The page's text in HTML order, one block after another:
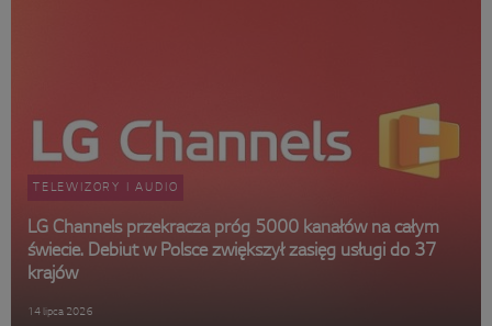
TELEWIZORY I AUDIO
LG Channels przekracza próg 5000 kanałów na całym
świecie. Debiut w Polsce zwiększył zasięg usługi do 37
krajów
14 lipca 2026